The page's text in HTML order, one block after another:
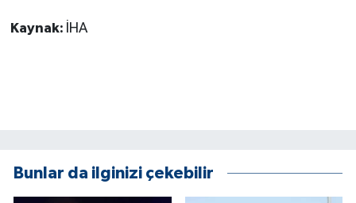
Kaynak: İHA
Bunlar da ilginizi çekebilir
TEKNOLOJİ